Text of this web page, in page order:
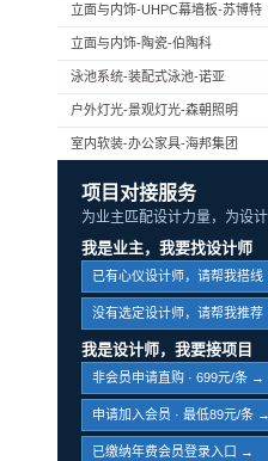
立面与内饰-UHPC幕墙板-苏博特
立面与内饰-陶瓷-伯陶科
泳池系统-装配式泳池-诺亚
户外灯光-景观灯光-森朝照明
室内软装-办公家具-海邦集团
项目对接服务
为业主匹配设计力量，为设
我是业主，我要找设计师
已有心仪设计师，请帮我搭
没有选定设计师，请帮我推
我是设计师，我要接项目
非会员申请直购 · 699元/条 →
申请加入会员 · 最低89元/条 →
已缴纳年费会员登录入口 →